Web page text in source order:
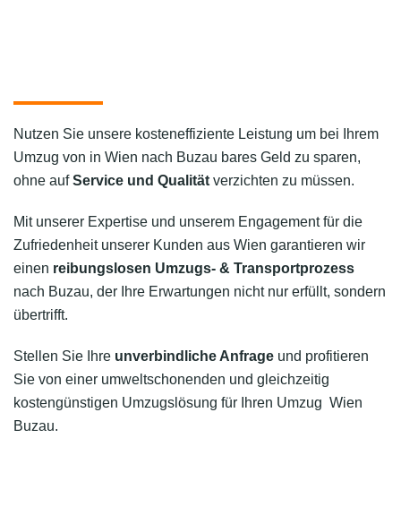
Nutzen Sie unsere kosteneffiziente Leistung um bei Ihrem
Umzug von in Wien nach Buzau bares Geld zu sparen,
ohne aufService und Qualität verzichten zu müssen.
Mit unserer Expertise und unserem Engagement für die
Zufriedenheit unserer Kunden aus Wien garantieren wir
einen reibungslosen Umzugs- & Transportprozess
nach Buzau, der Ihre Erwartungen nicht nur erfüllt, sondern
übertrifft.
Stellen Sie Ihre unverbindliche Anfrage und profitieren
Sie von einer umweltschonenden und gleichzeitig
kostengünstigen Umzugslösung für Ihren Umzug Wien
Buzau.